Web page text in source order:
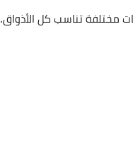
مختلفة تناسب كل الأذواق.